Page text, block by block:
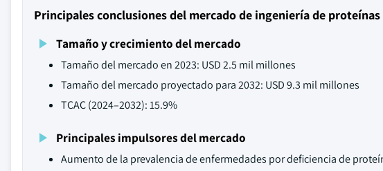
Principales conclusiones del mercado de ingeniería de proteínas
Tamaño y crecimiento del mercado
Tamaño del mercado en 2023: USD 2.5 mil millones
Tamaño del mercado proyectado para 2032: USD 9.3 mil millones
TCAC (2024–2032): 15.9%
Principales impulsores del mercado
Aumento de la prevalencia de enfermedades por deficiencia de